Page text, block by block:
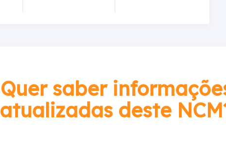
Quer saber
atualizadas deste